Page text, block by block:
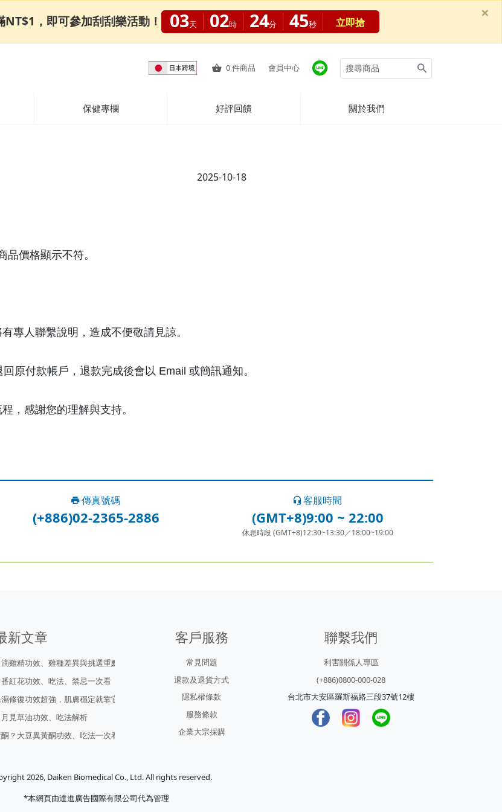
0件商品 會員中心
保健專欄 好評回饋 關於我們
2025-10-18
價格顯示不符。
專人聯繫說明，造成不便敬請見諒。
原付款帳戶，退款完成後會以 Email 或簡訊通知。
，感謝您的理解與支持。
傳真號碼
(+886)02-2365-2886
客服時間
(GMT+8)9:00 ~ 22:00
休息時段 (GMT+8)12:30~13:30／18:00~19:00
新文章
雞精功效、雞種差異與挑選重點
紅花功效、吃法、禁忌一次看
修復功效超強，肌膚穩定就靠它！
見草油功效、吃法解析
？大豆異黃酮功效、吃法一次看
客戶服務
常見問題
退款及退貨方式
隱私權條款
服務條款
企業大宗採購
聯繫我們
利害關係人專區
(+886)0800-000-028
台北市大安區羅斯福路三段37號12樓
2026, Daiken Biomedical Co., Ltd. All rights reserved.
*本網頁由達進廣告國際有限公司代為管理
，即可參加刮刮樂活動！ 03天 02時 24分 44秒 立即搶
×